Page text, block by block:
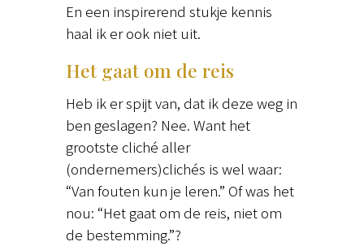
En een inspirerend stukje kennis
haal ik er ook niet uit.
Het gaat om de reis
Heb ik er spijt van, dat ik deze weg in
ben geslagen? Nee. Want het
grootste cliché aller
(ondernemers)clichés is wel waar:
“Van fouten kun je leren.” Of was het
nou: “Het gaat om de reis, niet om
de bestemming.”?